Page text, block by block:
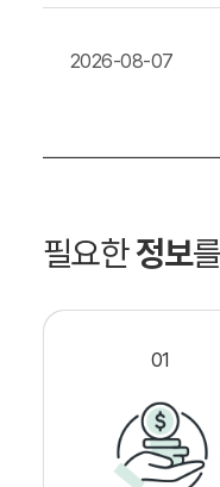
2026-08-07
필요한정보
01